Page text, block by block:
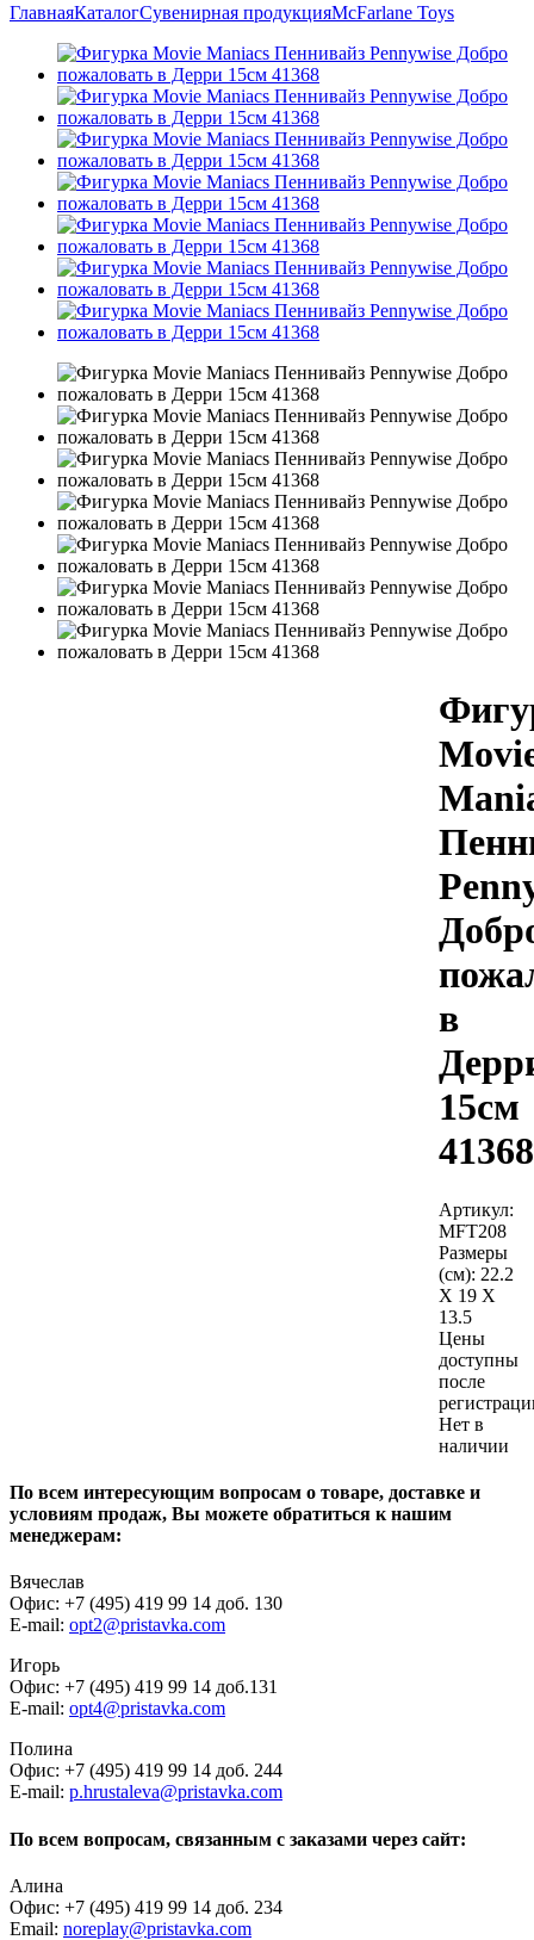
ГлавнаяКаталогСувенирная продукцияMcFarlane Toys
в
15см
41368
Артикул:
MFT208
Размеры
(см): 22.2
X 19 X
13.5
Цены
доступны
после
Нет в
наличии
По всем интересующим вопросам о товаре, доставке и
условиям продаж, Вы можете обратиться к нашим
менеджерам:
Вячеслав
Офис: +7 (495) 419 99 14 доб. 130
E-mail: opt2@pristavka.com
Игорь
Офис: +7 (495) 419 99 14 доб.131
E-mail: opt4@pristavka.com
Полина
Офис: +7 (495) 419 99 14 доб. 244
E-mail: p.hrustaleva@pristavka.com
По всем вопросам, связанным с заказами через сайт:
Алина
Офис: +7 (495) 419 99 14 доб. 234
Email: noreplay@pristavka.com